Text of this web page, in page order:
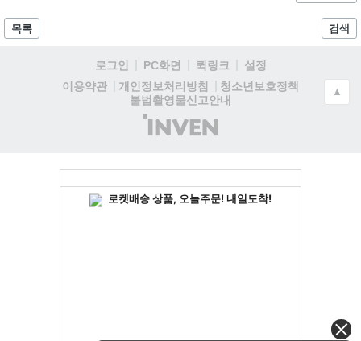
목록 검색
로그인 PC화면 퀵링크
설정
이용약관
개인정보처리방침
청소년보호정책
불법촬영물신고안내
(주)
인
▲